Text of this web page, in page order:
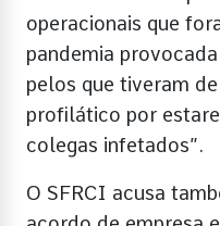
operacionais que
pandemia
pelos que tiveram
profilático por
colegas infetados”.
O SFRCI acusa